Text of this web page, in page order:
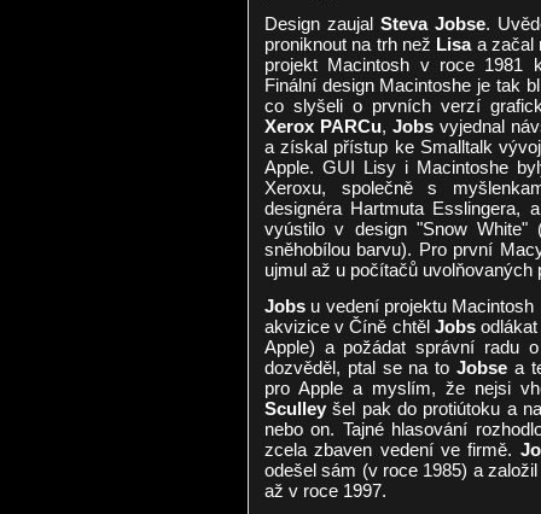
Design zaujal Steva Jobse.
proniknout na trh než Lisaa začal
projekt Macintosh v roce 1981
Finální design Macintoshe je tak
co slyšeli o prvních verzí
Xerox PARCu,Jobs vyjednal
a získal přístup ke Smalltalk
Apple. GUI Lisy i Macintoshe
Xeroxu, společně s
designéra Hartmuta Esslingera,
vyústilo v design "Snow White"
sněhobílou barvu). Pro první
ujmul až u počítačů uvolňovaných
Jobsu vedení projektu Macintosh
akvizice v Číně chtěl Jobs
Apple) a požádat správní radu
dozvěděl, ptal se na toJobse a
pro Apple a myslím, že nejsi
Sculleyšel pak do protiútoku a
nebo on. Tajné hlasování
zcela zbaven vedení ve firmě.
odešel sám (v roce 1985) a
až v roce 1997.